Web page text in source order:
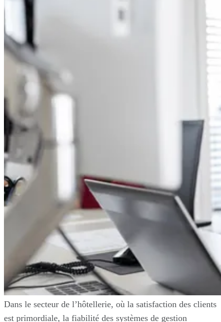
Dans le secteur de l’hôtellerie, où la satisfaction des clients
est primordiale, la fiabilité des systèmes de gestion